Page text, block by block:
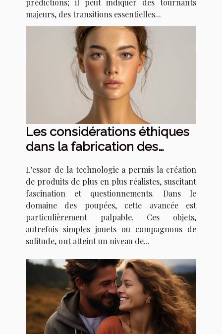
prédictions; il peut indiquer des tournants
majeurs, des transitions essentielles...
Les considérations éthiques
dans la fabrication des
L'essor de la technologie a permis la création
de produits de plus en plus réalistes, suscitant
fascination et questionnements. Dans le
domaine des poupées, cette avancée est
particulièrement palpable. Ces objets,
autrefois simples jouets ou compagnons de
solitude, ont atteint un niveau de...